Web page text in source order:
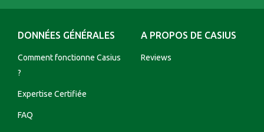
DONNÉES GÉNÉRALES
Comment fonctionne Casius
?
Expertise Certifiée
FAQ
A PROPOS DE CASIUS
Reviews